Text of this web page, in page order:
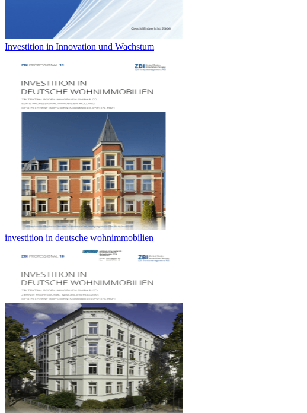
Investition in Innovation und Wachstum
investition in deutsche wohnimmobilien